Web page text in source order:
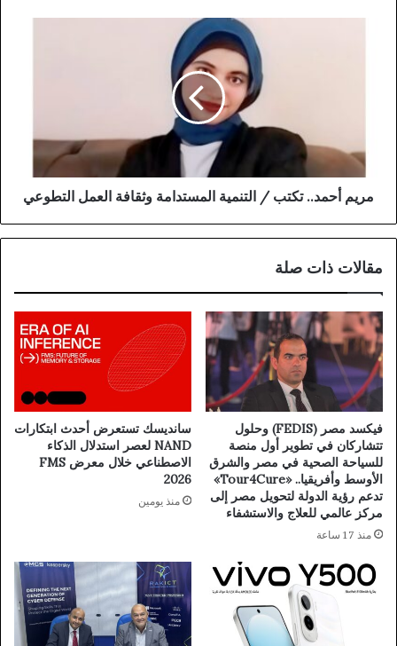
مريم أحمد.. تكتب / التنمية المستدامة وثقافة العمل التطوعي
مقالات ذات صلة
فيكسد مصر (FEDIS) وحلول
تتشاركان في تطوير أول منصة
للسياحة الصحية في مصر والشرق
الأوسط وأفريقيا.. «Tour4Cure»
تدعم رؤية الدولة لتحويل مصر إلى
مركز عالمي للعلاج والاستشفاء
منذ 17 ساعة
سانديسك تستعرض أحدث ابتكارات
NAND لعصر استدلال الذكاء
الاصطناعي خلال معرض FMS
2026
منذ يومين